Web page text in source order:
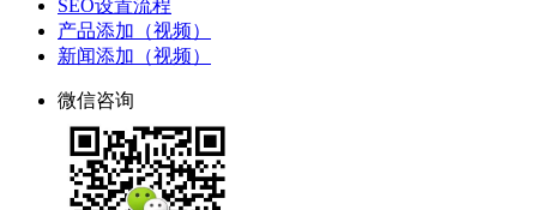
SEO设置流程
产品添加（视频）
新闻添加（视频）
微信咨询